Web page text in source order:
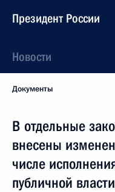
Президент России
Новости
Документы
В отдельные
внесены
числе
публичной